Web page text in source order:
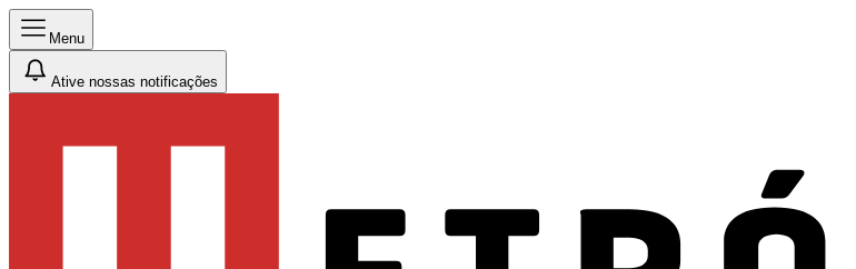
Menu
Ative nossas notificações